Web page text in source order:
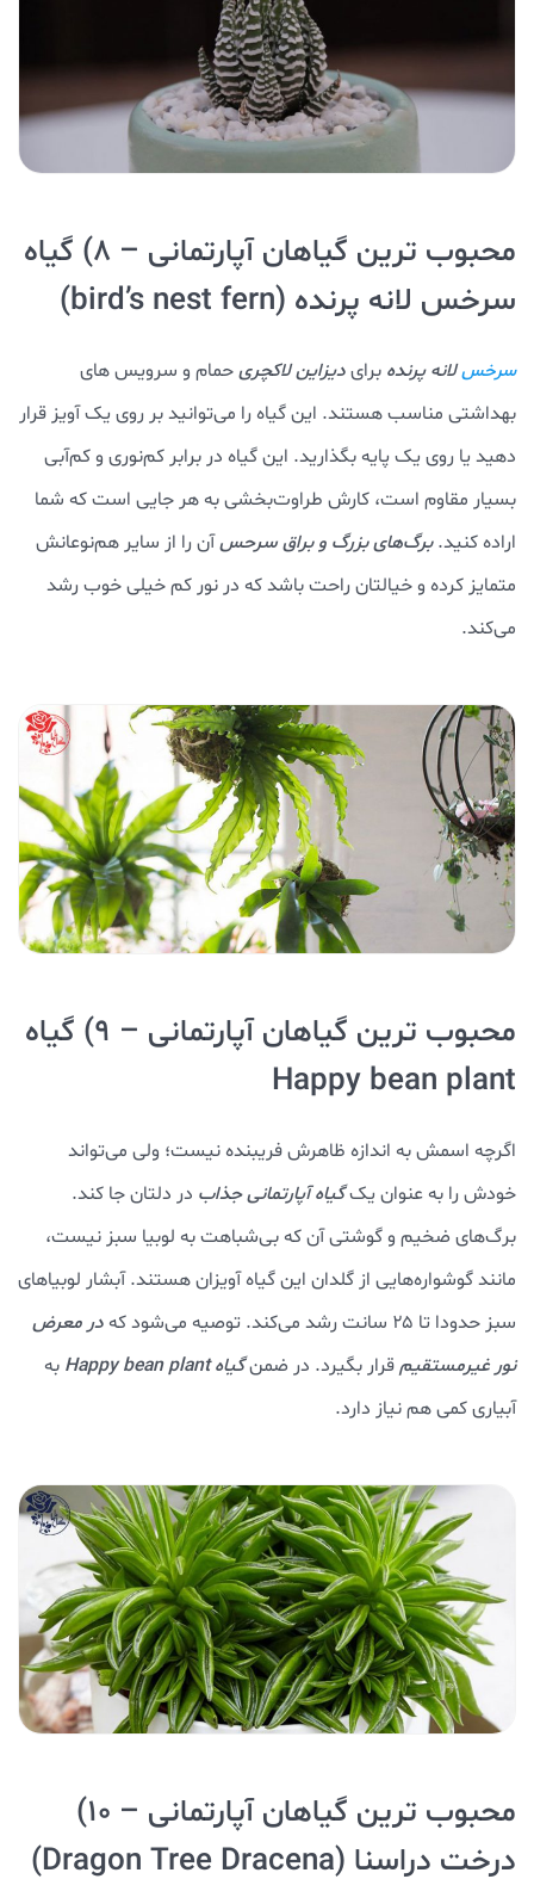
محبوب ترین گیاهان آپارتمانی – ۸) گیاه
سرخس لانه پرنده (bird’s nest fern)
سرخسلانه پرنده برایدیزاین لاکچریحمام و سرویس های
بهداشتی مناسب هستند. این گیاه را می‌توانید بر روی یک آویز قرار
دهید یا روی یک پایه بگذارید. این گیاه در برابر کم‌نوری و کم‌آبی
بسیار مقاوم است، کارش طراوت‌بخشی به هر جایی است که شما
اراده کنید.برگ‌های بزرگ و براق سرحسآن را از سایر هم‌نوعانش
متمایز کرده و خیالتان راحت باشد که در نور کم خیلی خوب رشد
می‌کند.
محبوب ترین گیاهان آپارتمانی – ۹) گیاه
Happy bean plant
اگرچه اسمش به اندازه ظاهرش فریبنده نیست؛ ولی می‌تواند
خودش را به عنوان یکگیاه آپارتمانی جذاب در دلتان جا کند.
برگ‌های ضخیم و گوشتی آن که بی‌شباهت به لوبیا سبز نیست،
مانند گوشواره‌هایی از گلدان این گیاه آویزان هستند. آبشار لوبیاهای
سبز حدودا تا ۲۵ سانت رشد می‌کند. توصیه می‌شود که
در معرض
نور غیرمستقیمقرار بگیرد. در ضمنگیاه Happy bean plant
به
آبیاری کمی هم نیاز دارد.
محبوب ترین گیاهان آپارتمانی – ۱۰)
درخت دراسنا (Dragon Tree Dracena)